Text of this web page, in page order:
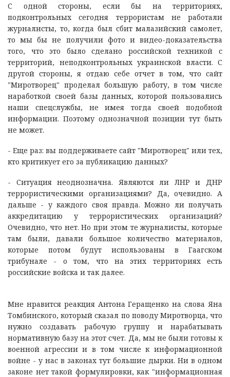
С одной стороны, если бы на территориях,
подконтрольных сегодня террористам не работали
журналисты, то, когда был сбит малазийский самолет,
то мы бы не получили фото и видео-доказательства
того, что это было сделано российской техникой с
территорий, неподконтрольных украинской власти. С
другой стороны, я отдаю себе отчет в том, что сайт
"Миротворец" проделал большую работу, в том числе
наработкой своей базы данных, которой пользовались
наши спецслужбы, не имея тогда своей подобной
информации. Поэтому однозначной позиции тут быть
не может.
- Еще раз: вы поддерживаете сайт "Миротворец" или тех,
кто критикует его за публикацию данных?
- Ситуация неоднозначна. Являются ли ЛНР и ДНР
террористическими организациями? Да, очевидно. А
дальше - у каждого своя правда. Можно ли получать
аккредитацию у террористических организаций?
Очевидно, что нет. Но при этом те журналисты, которые
там были, давали большое количество материалов,
которые потом будут использованы в Гаагском
трибунале - о том, что на этих территориях есть
российские войска и так далее.
Мне нравится реакция Антона Геращенко на слова Яна
Томбинского, который сказал по поводу Миротворца, что
нужно создавать рабочую группу и нарабатывать
нормативную базу на этот счет. Да, мы не были готовы к
военной агрессии и в том числе к информационной
войне - у нас в законах тут большие дырки. Ни в одном
законе нет такой формулировки, как "информационная